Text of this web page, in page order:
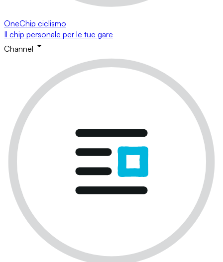
OneChip ciclismo
Il chip personale per le tue gare
Channel